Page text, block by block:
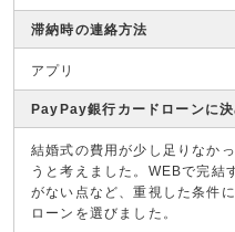
滞納時の連絡方法
アプリ
PayPay銀行カードローンに
結婚式の費用が少し足りなか
うと考えました。WEBで完結
がない点など、重視した条件
ローンを選びました。